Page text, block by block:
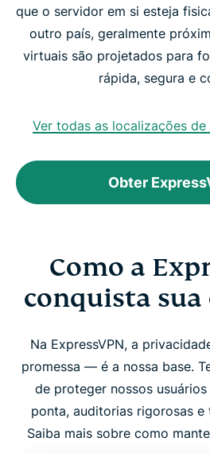
que o servidor em si esteja
outro país, geralmente
virtuais são projetados para
rápida, segura e
Ver todas as localizações
Obter
Como a
conquista
Na ExpressVPN, a
promessa — é a nossa base.
de proteger nossos
ponta, auditorias rigorosas
Saiba mais sobre como